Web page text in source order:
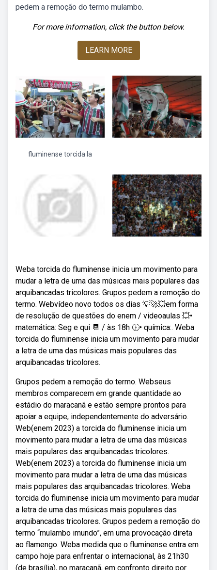
pedem a remoção do termo mulambo.
For more information, click the button below.
LEARN MORE
fluminense torcida la
Weba torcida do fluminense inicia um movimento para
mudar a letra de uma das músicas mais populares das
arquibancadas tricolores. Grupos pedem a remoção do
termo. Webvídeo novo todos os dias 💡🚀💥em forma
de resolução de questões do enem / videoaulas 💥•
matemática: Seg e qui 📆 / às 18h 🕧• química:. Weba
torcida do fluminense inicia um movimento para mudar
a letra de uma das músicas mais populares das
arquibancadas tricolores.
Grupos pedem a remoção do termo. Webseus
membros comparecem em grande quantidade ao
estádio do maracanã e estão sempre prontos para
apoiar a equipe, independentemente do adversário.
Web(enem 2023) a torcida do fluminense inicia um
movimento para mudar a letra de uma das músicas
mais populares das arquibancadas tricolores.
Web(enem 2023) a torcida do fluminense inicia um
movimento para mudar a letra de uma das músicas
mais populares das arquibancadas tricolores. Weba
torcida do fluminense inicia um movimento para mudar
a letra de uma das músicas mais populares das
arquibancadas tricolores. Grupos pedem a remoção do
termo “mulambo imundo”, em uma provocação direta
ao flamengo. Weba medida que o fluminense entra em
campo hoje para enfrentar o internacional, às 21h30
(de brasília), no maracanã, em confronto direito por